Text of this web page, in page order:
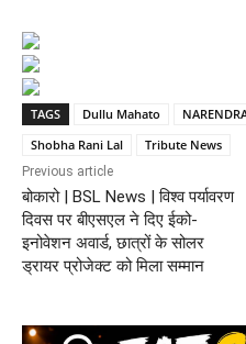
TAGS Dullu Mahato
Shobha Rani Lal
Tribute News
Previous article
बोकारो | BSL News | विश्व पर्यावरण
दिवस पर बीएसएल ने दिए ईको-
इनोवेशन अवार्ड, छात्रों के सोलर
ड्रायर प्रोजेक्ट को मिला सम्मान